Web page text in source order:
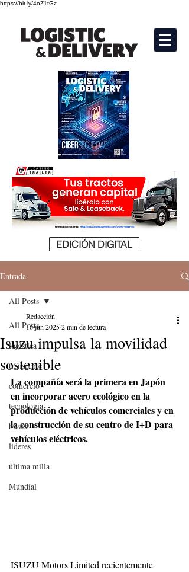
https://bit.ly/4oZ1tGz
EDICIÓN DIGITAL
Entrada
All Posts
logistica
transporte
comercio
tecnologia
buses
lideres
última milla
Mundial
All Posts
Isuzu impulsa la movilidad
sostenible
Redacción
16 jun 20252 min de lectura
La compañía será la primera en Japón
en incorporar acero ecológico en la
producción de vehículos comerciales y en
la construcción de su centro de I+D para
vehículos eléctricos.
ISUZU Motors Limited recientemente